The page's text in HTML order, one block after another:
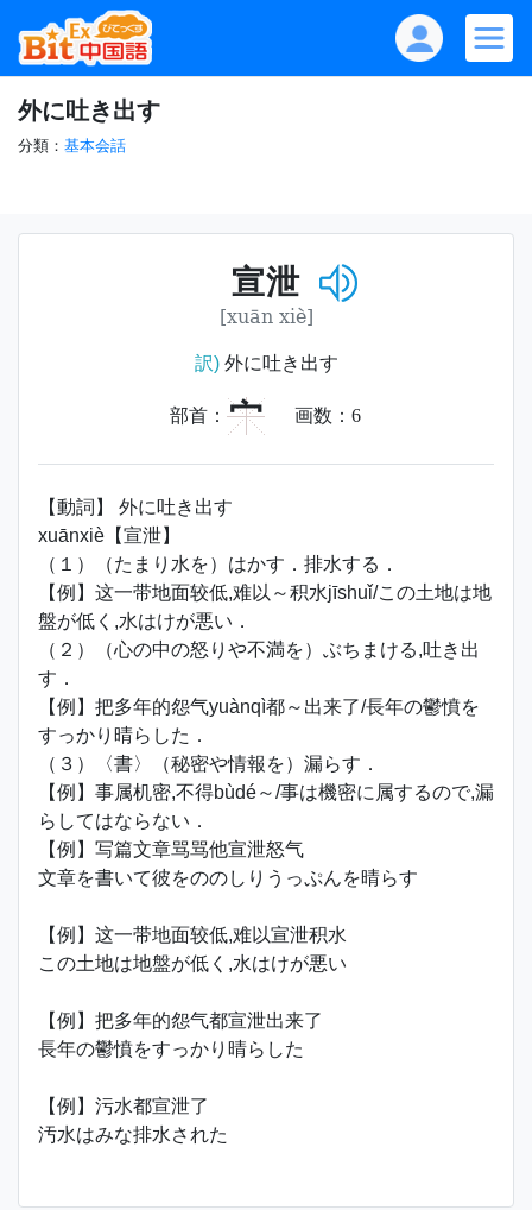
外に吐き出す
分類： 基本会話
宣泄
[xuān xiè]
訳)外に吐き出す
部首： 宀 画数： 6
【動詞】 外に吐き出す
xuānxiè【宣泄】
（１）（たまり水を）はかす．排水する．
【例】这一带地面较低,难以～积水jīshuǐ/この土地は地
盤が低く,水はけが悪い．
（２）（心の中の怒りや不満を）ぶちまける,吐き出
す．
【例】把多年的怨气yuànqì都～出来了/長年の鬱憤を
すっかり晴らした．
（３）〈書〉（秘密や情報を）漏らす．
【例】事属机密,不得bùdé～/事は機密に属するので,漏
らしてはならない．
【例】写篇文章骂骂他宣泄怒气
文章を書いて彼をののしりうっぷんを晴らす
【例】这一带地面较低,难以宣泄积水
この土地は地盤が低く,水はけが悪い
【例】把多年的怨气都宣泄出来了
長年の鬱憤をすっかり晴らした
【例】污水都宣泄了
汚水はみな排水された